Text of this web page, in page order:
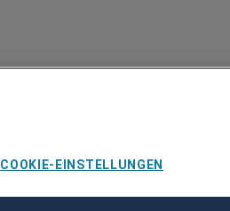
COOKIE-EINSTELLUNGEN